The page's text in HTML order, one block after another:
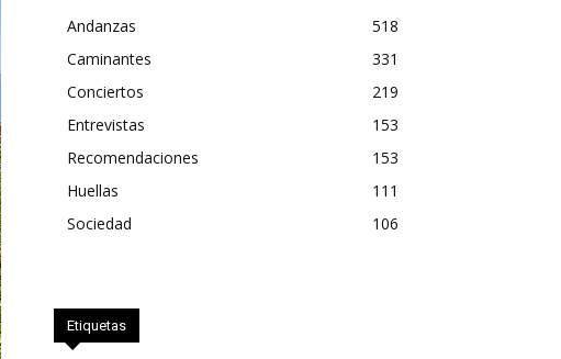
Andanzas
518
Caminantes
331
Conciertos
219
Entrevistas
153
Recomendaciones
153
Huellas
111
Sociedad
106
Etiquetas